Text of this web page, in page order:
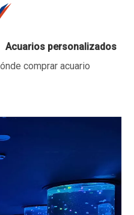
Acuarios personalizados
comprar acuario